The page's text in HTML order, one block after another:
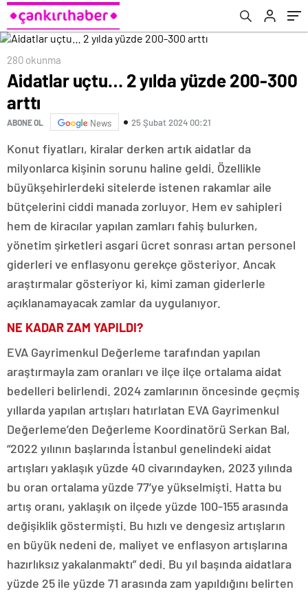
280 okunma
Aidatlar uçtu… 2 yılda yüzde 200-300
arttı
ABONE OL News 25 Şubat 2024 00:21
Konut fiyatları, kiralar derken artık aidatlar da
milyonlarca kişinin sorunu haline geldi. Özellikle
büyükşehirlerdeki sitelerde istenen rakamlar aile
bütçelerini ciddi manada zorluyor. Hem ev sahipleri
hem de kiracılar yapılan zamları fahiş bulurken,
yönetim şirketleri asgari ücret sonrası artan personel
giderleri ve enflasyonu gerekçe gösteriyor. Ancak
araştırmalar gösteriyor ki, kimi zaman giderlerle
açıklanamayacak zamlar da uygulanıyor.
NE KADAR ZAM YAPILDI?
EVA Gayrimenkul Değerleme tarafından yapılan
araştırmayla zam oranları ve ilçe ilçe ortalama aidat
bedelleri belirlendi. 2024 zamlarının öncesinde geçmiş
yıllarda yapılan artışları hatırlatan EVA Gayrimenkul
Değerleme’den Değerleme Koordinatörü Serkan Bal,
“2022 yılının başlarında İstanbul genelindeki aidat
artışları yaklaşık yüzde 40 civarındayken, 2023 yılında
bu oran ortalama yüzde 77’ye yükselmişti. Hatta bu
artış oranı, yaklaşık on ilçede yüzde 100-155 arasında
değişiklik göstermişti. Bu hızlı ve dengesiz artışların
en büyük nedeni de, maliyet ve enflasyon artışlarına
hazırlıksız yakalanmaktı” dedi. Bu yıl başında aidatlara
yüzde 25 ile yüzde 71 arasında zam yapıldığını belirten
atmaya devam edeceğiz